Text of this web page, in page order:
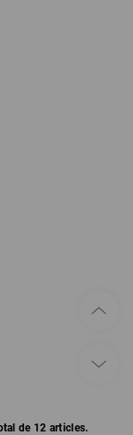
de 12 articles.